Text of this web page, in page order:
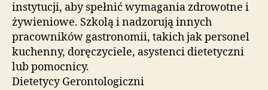
instytucji, aby spełnić wymagania zdrowotne i
żywieniowe. Szkolą i nadzorują innych
pracowników gastronomii, takich jak personel
kuchenny, doręczyciele, asystenci dietetyczni
lub pomocnicy.
Dietetycy Gerontologiczni